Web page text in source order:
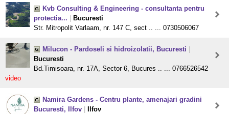
Kvb Consulting & Engineering - consultanta pentru
protectia...
Bucuresti
Str. Mitropolit Varlaam, nr. 147 C, sect .. ... 0730506067
Milucon - Pardoseli si hidroizolatii, Bucuresti
Bucuresti
Bd.Timisoara, nr. 17A, Sector 6, Bucures .. ... 0766526542
video
Namira Gardens - Centru plante, amenajari gradini
Bucuresti, Ilfov
Ilfov